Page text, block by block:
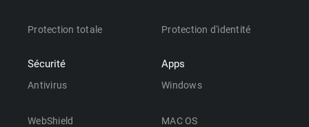
Protection totale
Sécurité
Antivirus
WebShield
Protection d'identité
Apps
Windows
MAC OS